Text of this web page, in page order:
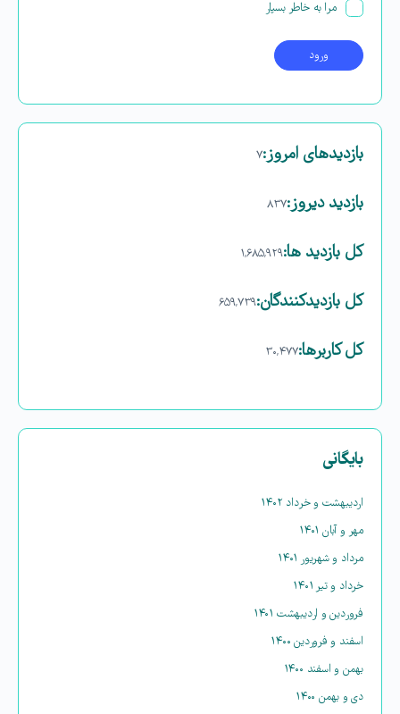
مرا به خاطر بسپار
بازدیدهای امروز:۷
بازدید دیروز:۸۳۷
کل بازدید ها:۱,۶۸۵,۹۲۹
کل بازدیدکنند‌گان:۶۵۹,۷۳۹
کل کاربرها:۳۰,۴۷۷
بایگانی
اردیبهشت و خرداد ۱۴۰۲
مهر و آبان ۱۴۰۱
مرداد و شهریور ۱۴۰۱
خرداد و تیر ۱۴۰۱
فروردین و اردیبهشت ۱۴۰۱
اسفند و فروردین ۱۴۰۰
بهمن و اسفند ۱۴۰۰
دی و بهمن ۱۴۰۰